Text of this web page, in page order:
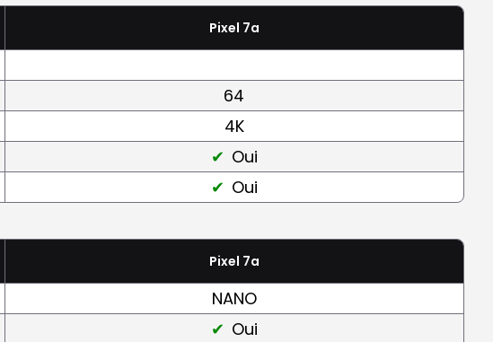
Pixel 7a
64
4K
Oui
Oui
Pixel 7a
NANO
Oui